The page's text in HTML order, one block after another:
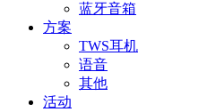
蓝牙音箱
方案
TWS耳机
语音
其他
活动